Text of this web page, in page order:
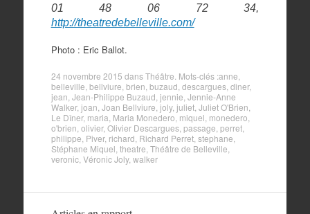
01 48 06 72 34,
http://theatredebelleville.com/
Photo : Eric Ballot.
24 novembre 2015 dansThéâtre . Mots-clés :anne
belleville bellviure brien buzaud descargues, diner,
jean Jean-Philippe Buzaud jennie Jennie-Anne
Walker, joan Joan Bellviure joly, juliet, Juliet O'Brien
Le Dîner, maria Maria Monedero miquel monedero
o'brien olivier, Olivier Descargues, passage perret,
philippe Piver, richard Richard Perret, stephane
Stéphane Miquel theatre Théâtre de Belleville
veronic, Véronic Joly, walker